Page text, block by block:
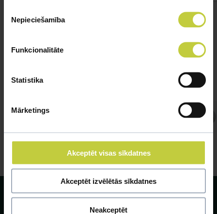
izvēle
Nepieciešamība
Funkcionalitāte
Statistika
Mārketings
Akceptēt visas sīkdatnes
Akceptēt izvēlētās sīkdatnes
Neakceptēt
Atbild Ihtiologs, Ihtiologs